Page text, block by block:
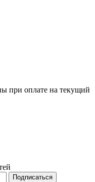
при оплате на текущий
Подписаться